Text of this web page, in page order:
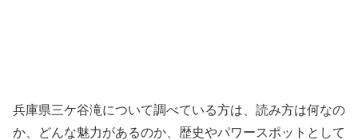
兵庫県三ケ谷滝について調べている方は、読み方は何なの
か、どんな魅力があるのか、歴史やパワースポットとして